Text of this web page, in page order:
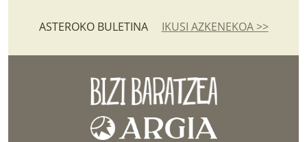
ASTEROKO BULETINA IKUSI AZKENEKOA >>